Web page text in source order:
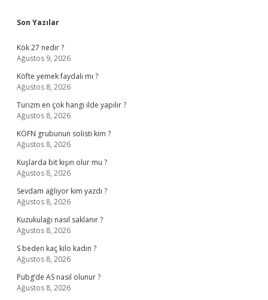
Sidebar
Son Yazılar
Kök 27 nedir ?
Ağustos 9, 2026
Köfte yemek faydalı mı ?
Ağustos 8, 2026
Turizm en çok hangi ilde yapılır ?
Ağustos 8, 2026
KÖFN grubunun solisti kim ?
Ağustos 8, 2026
Kuşlarda bit kışın olur mu ?
Ağustos 8, 2026
Sevdam ağlıyor kim yazdı ?
Ağustos 8, 2026
Kuzukulağı nasıl saklanır ?
Ağustos 8, 2026
S beden kaç kilo kadın ?
Ağustos 8, 2026
Pubg’de AS nasıl olunur ?
Ağustos 8, 2026